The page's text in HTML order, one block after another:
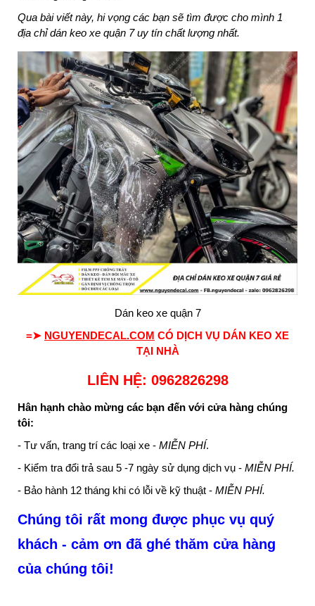
Qua bài viết này, hi vọng các bạn sẽ tìm được cho mình 1
địa chỉ dán keo xe quận 7 uy tín chất lượng nhất.
Dán keo xe quận 7
=➤ NGUYENDECAL.COM CÓ DỊCH VỤ DÁN KEO XE
TẠI NHÀ
LIÊN HỆ: 0962826298
Hân hạnh chào mừng các bạn đến với cửa hàng chúng
tôi:
- Tư vấn, trang trí các loại xe - MIỄN PHÍ.
- Kiểm tra đổi trả sau 5 -7 ngày sử dụng dịch vụ - MIỄN PHÍ.
- Bảo hành 12 tháng khi có lỗi về kỹ thuật - MIỄN PHÍ.
Chúng tôi rất mong được phục vụ quý
khách - cảm ơn đã ghé thăm cửa hàng
của chúng tôi!